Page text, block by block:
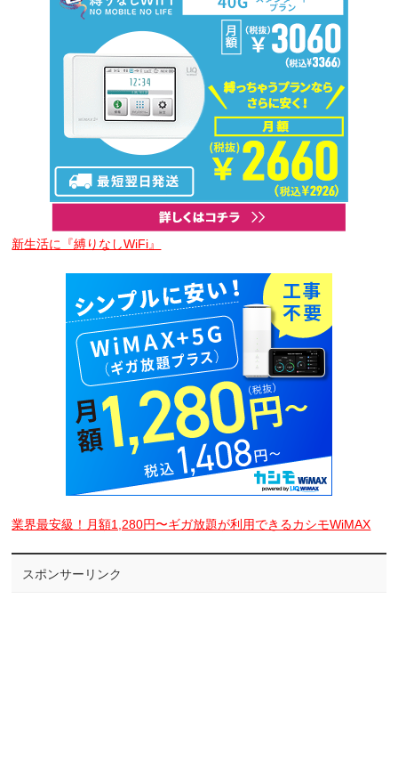
新生活に『縛りなしWiFi』
業界最安級！月額1,280円〜ギガ放題が利用できるカシモWiMAX
スポンサーリンク